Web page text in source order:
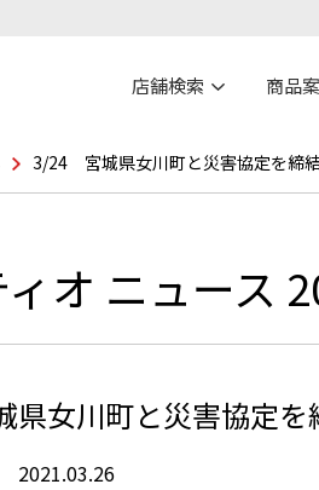
店舗検索 商品
3/24 宮城県女川町と災害協定を締
オ ニュース
女川町と災害協定を
2021.03.26